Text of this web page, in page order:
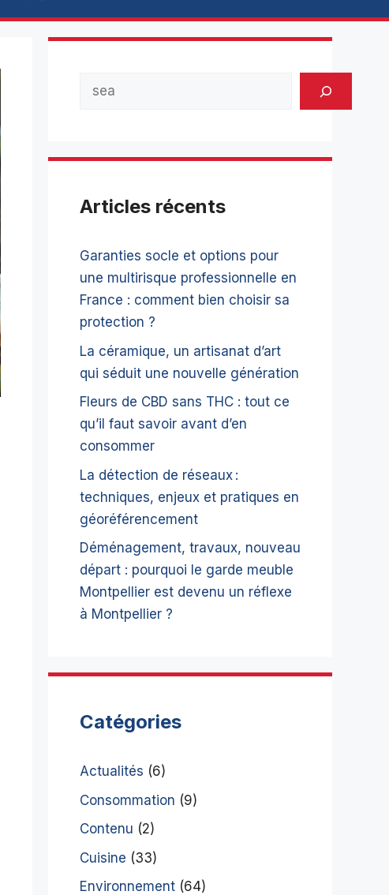
Articles récents
Garanties socle et options pour
une multirisque professionnelle en
France : comment bien choisir sa
protection ?
La céramique, un artisanat d’art
qui séduit une nouvelle génération
Fleurs de CBD sans THC : tout ce
qu’il faut savoir avant d’en
consommer
La détection de réseaux :
techniques, enjeux et pratiques en
géoréférencement
Déménagement, travaux, nouveau
départ : pourquoi le garde meuble
Montpellier est devenu un réflexe
à Montpellier ?
Catégories
Actualités (6)
Consommation (9)
Contenu (2)
Cuisine (33)
Environnement (64)